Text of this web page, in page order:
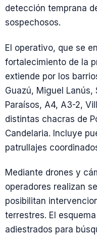
detección temprana
sospechosos.
El operativo, que se
fortalecimiento de la
extiende por los
Guazú, Miguel Lanús,
Paraísos, A4, A3-2,
distintas chacras de
Candelaria. Incluye
patrullajes
Mediante drones y
operadores realizan
posibilitan
terrestres. El
adiestrados para